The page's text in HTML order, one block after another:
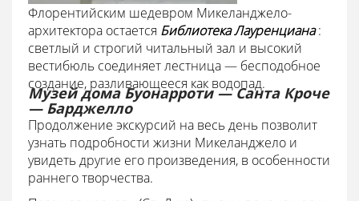
Флорентийским шедевром Микеланджело-
архитектора остается Библиотека Лауренциана:
светлый и строгий читальный зал и высокий
вестибюль соединяет лестница — бесподобное
создание, разливающееся как водопад.
Музей дома Буонарроти — Санта Кроче
— Барджелло
Продолжение экскурсий на весь день позволит
узнать подробности жизни Микеланджело и
увидеть другие его произведения, в особенности
раннего творчества.